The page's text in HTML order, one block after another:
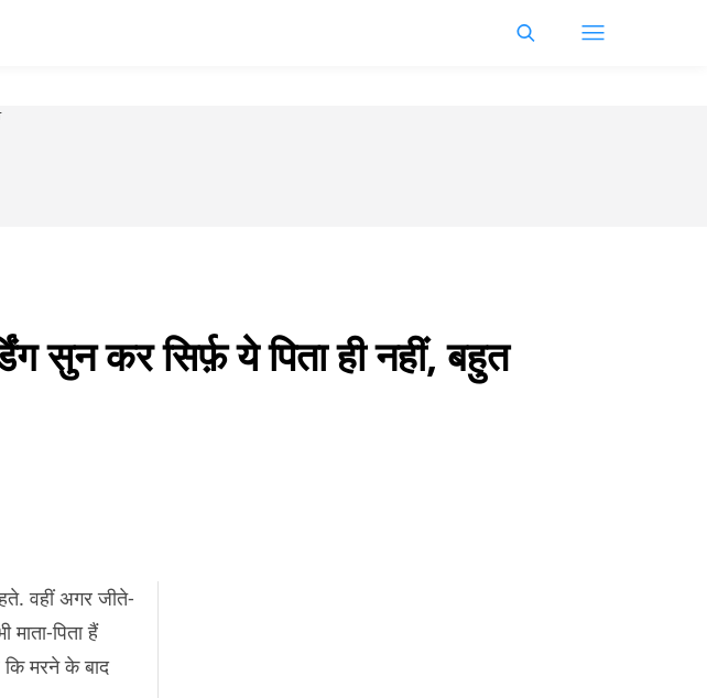
सुन कर सिर्फ़ ये पिता ही नहीं, बहुत
वहीं अगर जीते-
पिता हैं
मरने के बाद